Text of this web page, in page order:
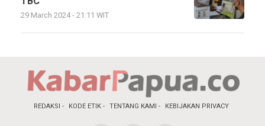
29 March 2024 - 21:11 WIT
REDAKSI KODE ETIK TENTANG KAMI KEBIJAKAN PRIVACY